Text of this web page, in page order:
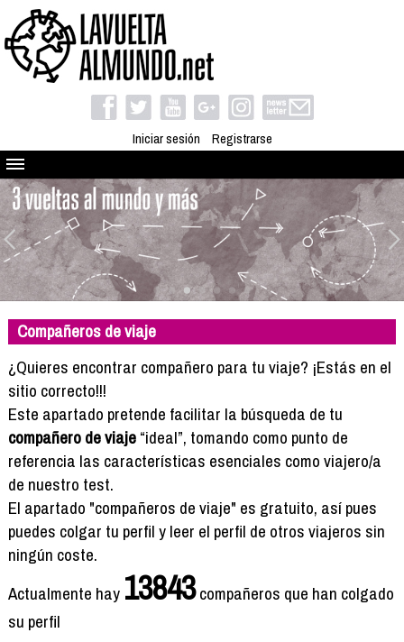
Iniciar sesión Registrarse
Quienes somos
El proyecto
Blog
Viaja con nosotros
Camino solidario
Libros
Compañeros de viaje
Formación
Info viajeros
Contactar
Compañeros de viaje
¿Quieres encontrar compañero para tu viaje? ¡Estás en el
sitio correcto!!!
Este apartado pretende facilitar la búsqueda de tu
compañero de viaje“ideal”, tomando como punto de
referencia las características esenciales como viajero/a
de nuestro test.
El apartado "compañeros de viaje" es gratuito, así pues
puedes colgar tu perfil y leer el perfil de otros viajeros sin
ningún coste.
Actualmente hay 13843compañeros que han colgado
su perfil